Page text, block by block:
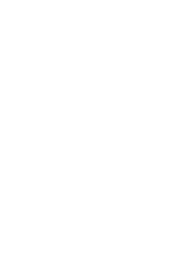
因此下述限制或排
的最大范围内，不
其根本目的，诺顿
任何特殊、后果
用或无法使用服务
任何利润损失、数
损坏或系统故障或
保、合同、侵权
律理论，即使诺顿
亦是如此。在适用